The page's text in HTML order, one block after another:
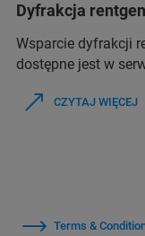
Dyfrakcja
Wsparcie dyfrakcji
dostępne jest w
CZYTAJ WIĘCEJ
Terms &